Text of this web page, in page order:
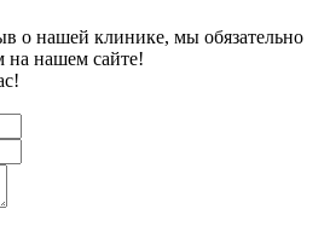
о нашей клинике, мы обязательно
на нашем сайте!